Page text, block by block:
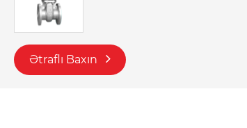
Ətraflı Baxın